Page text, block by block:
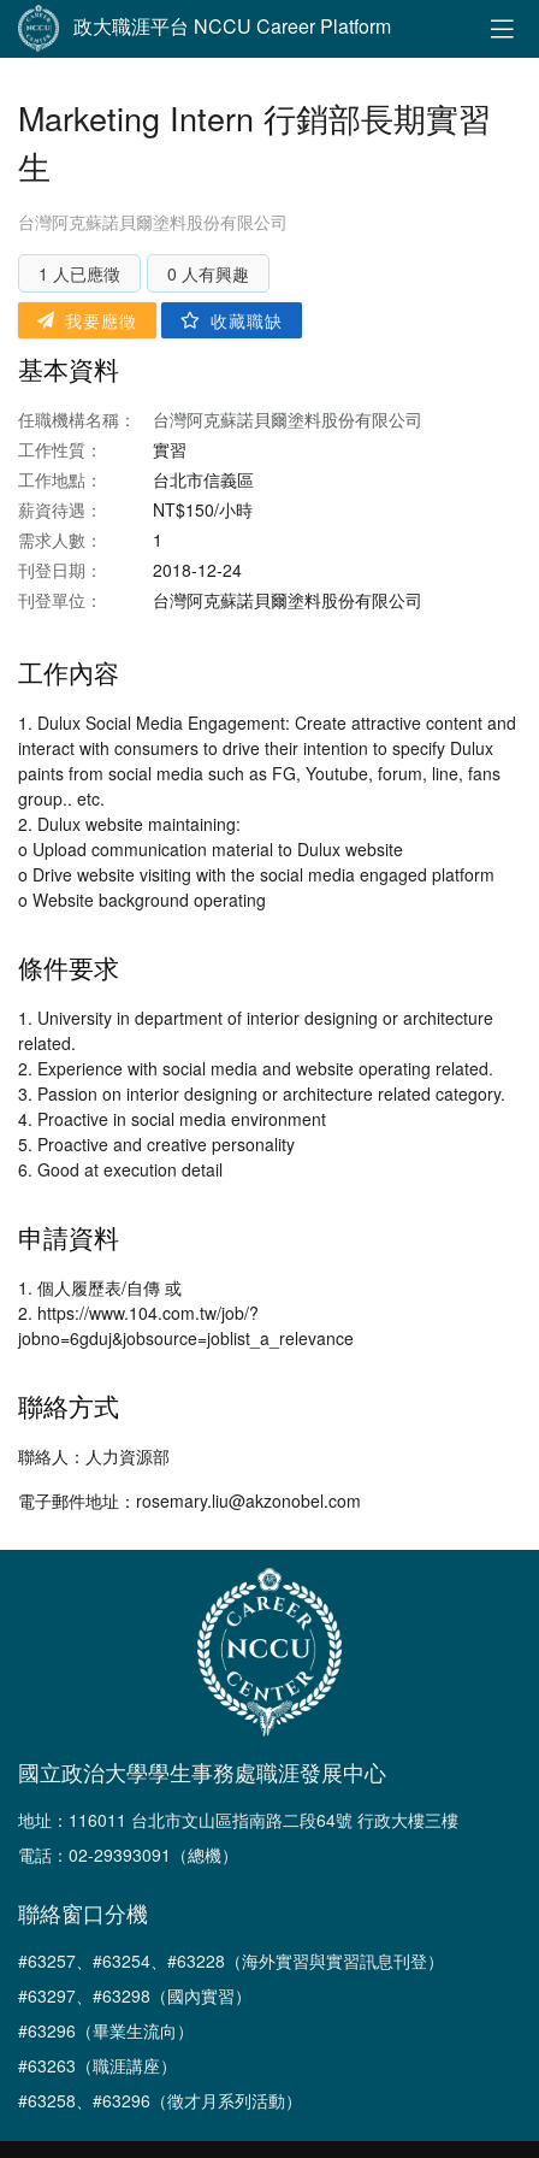
政大職涯平台 NCCU Career Platform
Marketing Intern 行銷部長期實習
生
台灣阿克蘇諾貝爾塗料股份有限公司
1 人已應徵
0 人有興趣
我要應徵
收藏職缺
基本資料
任職機構名稱：
台灣阿克蘇諾貝爾塗料股份有限公司
工作性質：
實習
工作地點：
台北市信義區
薪資待遇：
NT$150/小時
需求人數：
1
刊登日期：
2018-12-24
刊登單位：
台灣阿克蘇諾貝爾塗料股份有限公司
工作內容
1. Dulux Social Media Engagement: Create attractive content and
interact with consumers to drive their intention to specify Dulux
paints from social media such as FG, Youtube, forum, line, fans
group.. etc.
2. Dulux website maintaining:
o Upload communication material to Dulux website
o Drive website visiting with the social media engaged platform
o Website background operating
條件要求
1. University in department of interior designing or architecture
related.
2. Experience with social media and website operating related.
3. Passion on interior designing or architecture related category.
4. Proactive in social media environment
5. Proactive and creative personality
6. Good at execution detail
申請資料
1. 個人履歷表/自傳 或
2. https://www.104.com.tw/job/?
jobno=6gduj&jobsource=joblist_a_relevance
聯絡方式
聯絡人：人力資源部
電子郵件地址：rosemary.liu@akzonobel.com
國立政治大學學生事務處職涯發展中心
地址：116011 台北市文山區指南路二段64號 行政大樓三樓
電話：02-29393091（總機）
聯絡窗口分機
#63257、#63254、#63228（海外實習與實習訊息刊登）
#63297、#63298（國內實習）
#63296（畢業生流向）
#63263（職涯講座）
#63258、#63296（徵才月系列活動）